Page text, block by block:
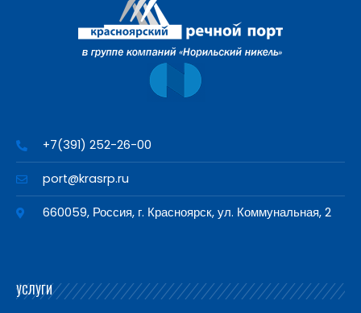
+7(391) 252-26-00
port@krasrp.ru
660059, Россия, г. Красноярск, ул. Коммунальная, 2
УСЛУГИ